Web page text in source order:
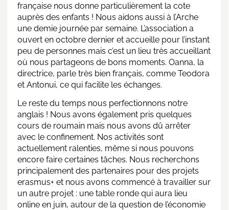
française nous donne particulièrement la cote
auprès des enfants ! Nous aidons aussi à l’Arche
une demie journée par semaine. L’association a
ouvert en octobre dernier et accueille pour l’instant
peu de personnes mais c’est un lieu très accueillant
où nous partageons de bons moments. Oanna, la
directrice, parle très bien français, comme Teodora
et Antonui, ce qui facilite les échanges.
Le reste du temps nous perfectionnons notre
anglais ! Nous avons également pris quelques
cours de roumain mais nous avons dû arrêter
avec le confinement. Nos activités sont
actuellement ralenties, même si nous pouvons
encore faire certaines tâches. Nous recherchons
principalement des partenaires pour des projets
erasmus+ et nous avons commencé à travailler sur
un autre projet : une table ronde qui aura lieu
online en juin, autour de la question de l’économie